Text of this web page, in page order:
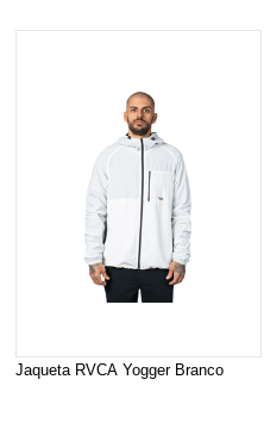
Jaqueta RVCA Yogger Branco